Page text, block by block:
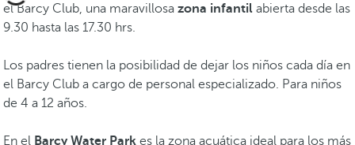
el Barcy Club, una maravillosa zona infantil abierta desde las
9.30 hasta las 17.30 hrs.
Los padres tienen la posibilidad de dejar los niños cada día en
el Barcy Club a cargo de personal especializado. Para niños
de 4 a 12 años.
En el Barcy Water Park es la zona acuática ideal para los más